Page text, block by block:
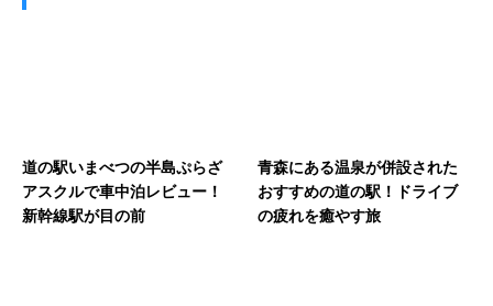
道の駅いまべつの半島ぷらざ
アスクルで車中泊レビュー！
新幹線駅が目の前
青森にある温泉が併設された
おすすめの道の駅！ドライブ
の疲れを癒やす旅